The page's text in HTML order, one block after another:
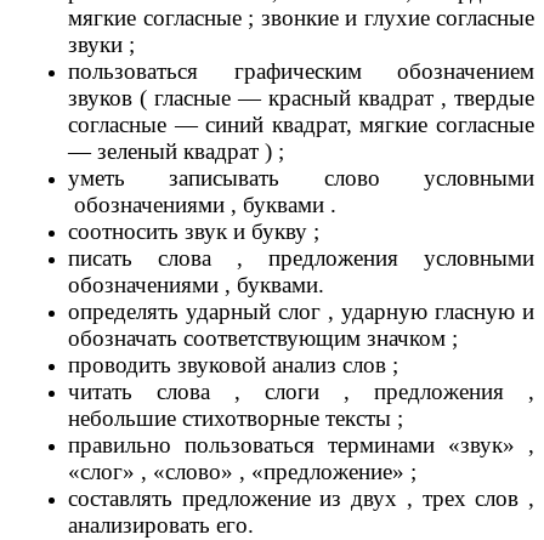
мягкие согласные ; звонкие и глухие согласные
звуки ;
пользоваться графическим обозначением
звуков ( гласные — красный квадрат , твердые
согласные — синий квадрат, мягкие согласные
— зеленый квадрат ) ;
уметь записывать слово условными
обозначениями , буквами .
соотносить звук и букву ;
писать слова , предложения условными
обозначениями , буквами.
определять ударный слог , ударную гласную и
обозначать соответствующим значком ;
проводить звуковой анализ слов ;
читать слова , слоги , предложения ,
небольшие стихотворные тексты ;
правильно пользоваться терминами «звук» ,
«слог» , «слово» , «предложение» ;
составлять предложение из двух , трех слов ,
анализировать его.